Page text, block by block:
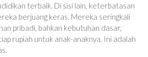
terbaik. Di sisi lain, keterbatasan
berjuang keras. Mereka seringkali
pribadi, bahkan kebutuhan dasar,
rupiah untuk anak-anaknya. Ini adalah